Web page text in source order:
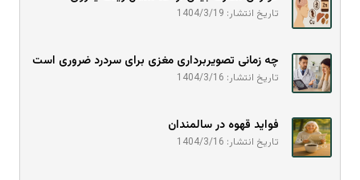
تاریخ انتشار: 1404/3/19
چه زمانی تصویربرداری مغزی برای سردرد ضروری است
تاریخ انتشار: 1404/3/16
فواید قهوه در سالمندان
تاریخ انتشار: 1404/3/16